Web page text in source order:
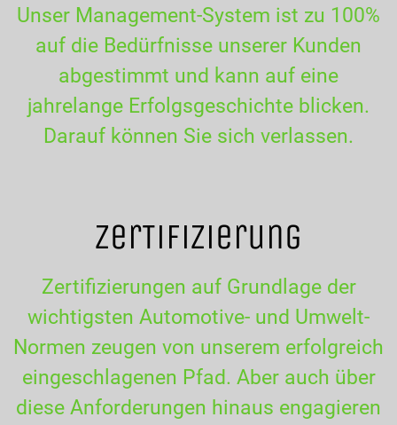
Unser Management-System ist zu 100%
auf die Bedürfnisse unserer Kunden
abgestimmt und kann auf eine
jahrelange Erfolgsgeschichte blicken.
Darauf können Sie sich verlassen.
ZerTifizierung
Zertifizierungen auf Grundlage der
wichtigsten Automotive- und Umwelt-
Normen zeugen von unserem erfolgreich
eingeschlagenen Pfad. Aber auch über
diese Anforderungen hinaus engagieren